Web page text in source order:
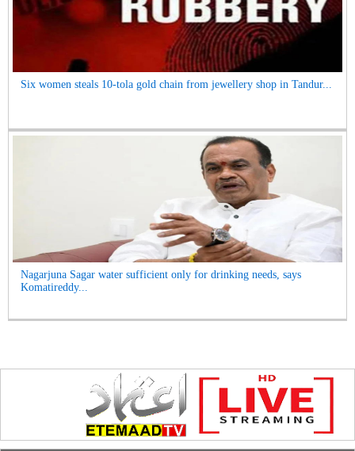
Six women steals 10-tola gold chain from jewellery shop in Tandur...
Nagarjuna Sagar water sufficient only for drinking needs, says
Komatireddy...